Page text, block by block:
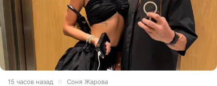
15 часов назад Соня Жарова